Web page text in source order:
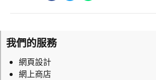
我們的服務
網頁設計
網上商店